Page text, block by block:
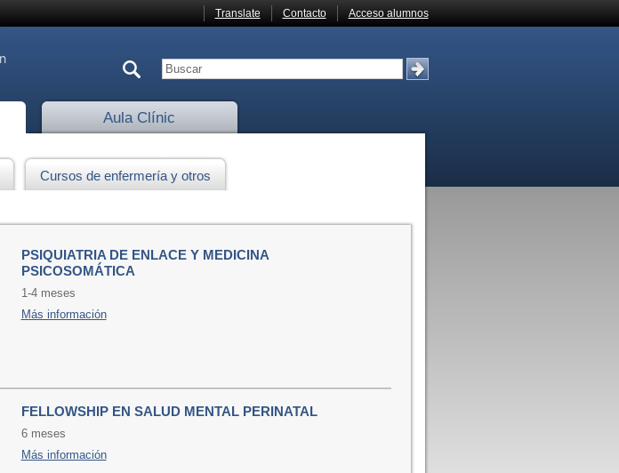
Translate Contacto Acceso alumnos
Aula Clínic
Cursos de enfermería y otros
PSIQUIATRIA DE ENLACE Y MEDICINA
PSICOSOMÁTICA
1-4 meses
Más información
FELLOWSHIP EN SALUD MENTAL PERINATAL
6 meses
Más información